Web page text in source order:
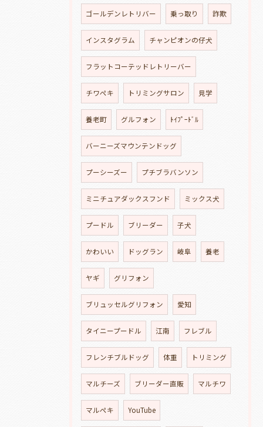
ゴールデンレトリバー 乗っ取り 詐欺
インスタグラム チャンピオンの仔犬
フラットコーテッドレトリーバー
チワペキ トリミングサロン 見学
養老町 グルフォン ﾄｲﾌﾟｰﾄﾞﾙ
バーニーズマウンテンドッグ
プーシーズー プチブラバンソン
ミニチュアダックスフンド ミックス犬
プードル ブリーダー 子犬
かわいい ドッグラン 岐阜 養老
ヤギ グリフォン
ブリュッセルグリフォン 愛知
タイニープードル 江南 フレブル
フレンチブルドッグ 体重 トリミング
マルチーズ ブリーダー直販 マルチワ
マルペキ YouTube